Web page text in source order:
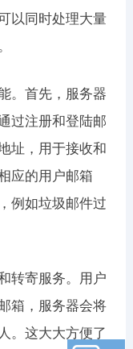
以同时处理大量
。首先，服务器
过注册和登陆邮
址，用于接收和
应的用户邮箱
例如垃圾邮件过
转寄服务。用户
箱，服务器会将
。这大大方便了